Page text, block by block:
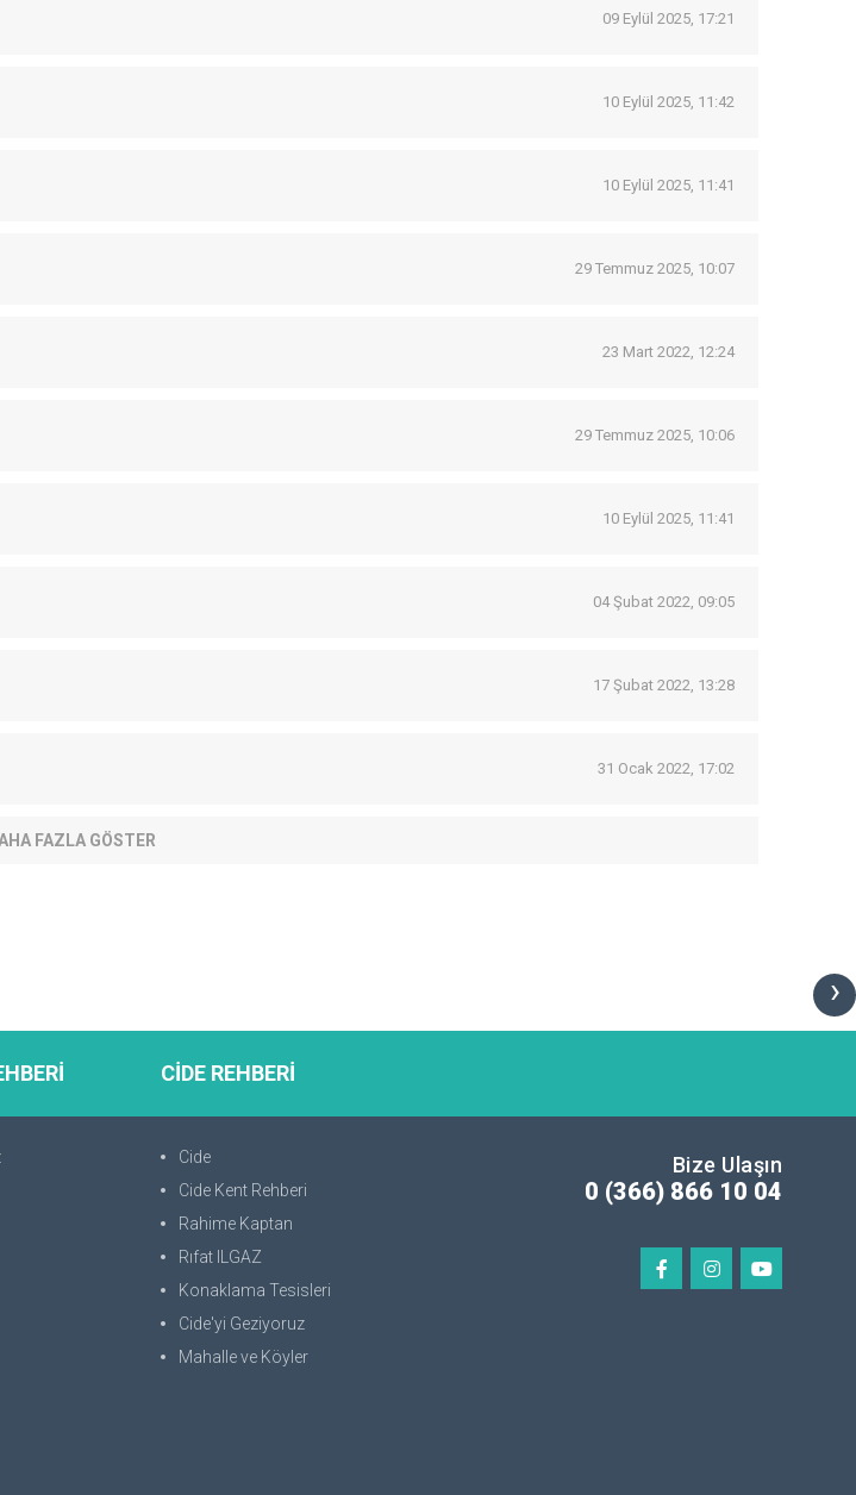
09 Eylül 2025, 17:21
10 Eylül 2025, 11:42
10 Eylül 2025, 11:41
29 Temmuz 2025, 10:07
23 Mart 2022, 12:24
29 Temmuz 2025, 10:06
10 Eylül 2025, 11:41
04 Şubat 2022, 09:05
17 Şubat 2022, 13:28
31 Ocak 2022, 17:02
FAZLA GÖSTER
›
CİDE REHBERİ
Cide
Cide Kent Rehberi
Rahime Kaptan
Rıfat ILGAZ
Konaklama Tesisleri
Cide'yi Geziyoruz
Mahalle ve Köyler
Bize Ulaşın
0 (366) 866 10 04